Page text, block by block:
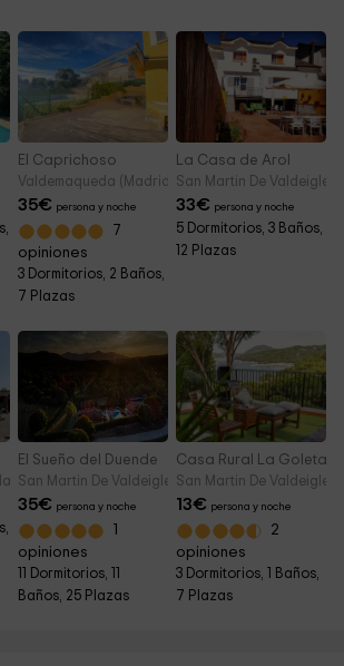
El Caprichoso
Valdemaqueda (Madrid)
35€ persona y noche
7
opiniones
3 Dormitorios, 2 Baños,
7 Plazas
La Casa de Arol
San Martin De
33€ persona y noche
5 Dormitorios, 3 Baños,
12 Plazas
El Sueño del Duende
San Martin De Valdeiglesias (Madrid)
35€ persona y noche
opiniones
11 Dormitorios, 11
Baños, 25 Plazas
Casa Rural La Goleta 1
San Martin De
13€ persona y noche
2
opiniones
3 Dormitorios, 1 Baños,
7 Plazas